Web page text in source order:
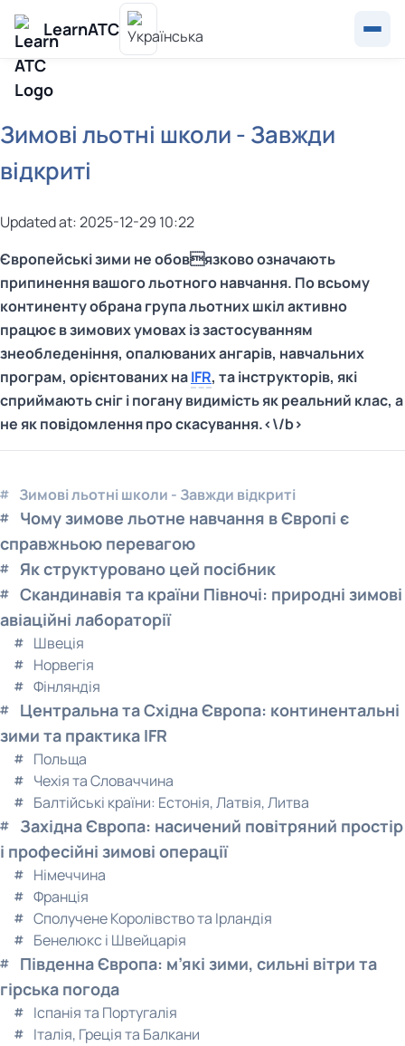
LearnATC
Зимові льотні школи - Завжди
відкриті
Updated at: 2025-12-29 10:22
Європейські зими не обовязково означають
припинення вашого льотного навчання. По всьому
континенту обрана група льотних шкіл активно
працює в зимових умовах із застосуванням
знеобледеніння, опалюваних ангарів, навчальних
програм, орієнтованих наIFR, та інструкторів, які
сприймають сніг і погану видимість як реальний клас, а
не як повідомлення про скасування.<\/b>
Зимові льотні школи - Завжди відкриті
Чому зимове льотне навчання в Європі є
справжньою перевагою
Як структуровано цей посібник
Скандинавія та країни Півночі: природні зимові
авіаційні лабораторії
Швеція
Норвегія
Фінляндія
Центральна та Східна Європа: континентальні
зими та практика IFR
Польща
Чехія та Словаччина
Балтійські країни: Естонія, Латвія, Литва
Західна Європа: насичений повітряний простір
і професійні зимові операції
Німеччина
Франція
Сполучене Королівство та Ірландія
Бенелюкс і Швейцарія
Південна Європа: м’які зими, сильні вітри та
гірська погода
Іспанія та Португалія
Італія, Греція та Балкани